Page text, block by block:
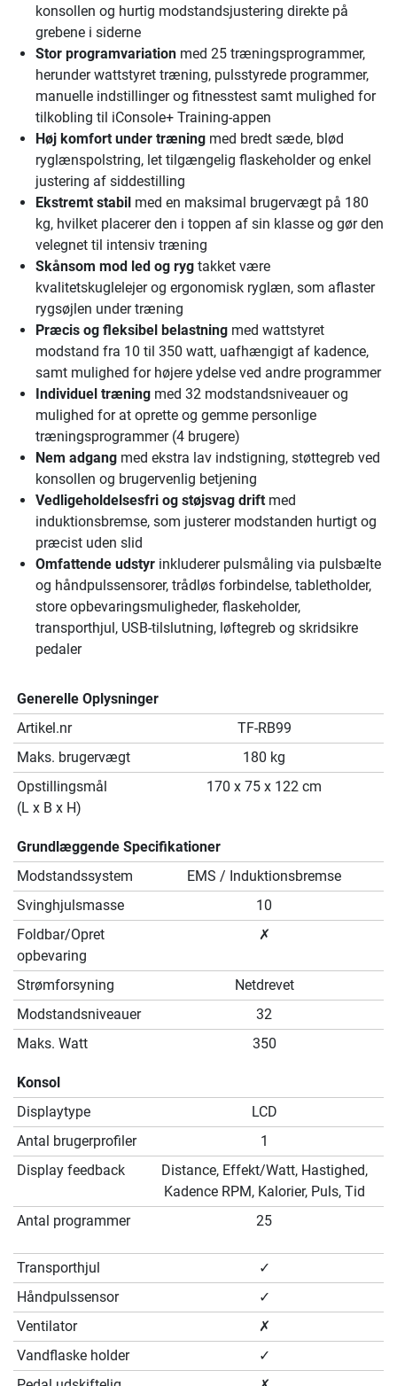
konsollen og hurtig modstandsjustering direkte på
grebene i siderne
Stor programvariation med 25 træningsprogrammer,
herunder wattstyret træning, pulsstyrede programmer,
manuelle indstillinger og fitnesstest samt mulighed for
tilkobling til iConsole+ Training-appen
Høj komfort under træning med bredt sæde, blød
ryglænspolstring, let tilgængelig flaskeholder og enkel
justering af siddestilling
Ekstremt stabil med en maksimal brugervægt på 180
kg, hvilket placerer den i toppen af sin klasse og gør den
velegnet til intensiv træning
Skånsom mod led og ryg takket være
kvalitetskuglelejer og ergonomisk ryglæn, som aflaster
rygsøjlen under træning
Præcis og fleksibel belastning med wattstyret
modstand fra 10 til 350 watt, uafhængigt af kadence,
samt mulighed for højere ydelse ved andre programmer
Individuel træning med 32 modstandsniveauer og
mulighed for at oprette og gemme personlige
træningsprogrammer (4 brugere)
Nem adgang med ekstra lav indstigning, støttegreb ved
konsollen og brugervenlig betjening
Vedligeholdelsesfri og støjsvag drift med
induktionsbremse, som justerer modstanden hurtigt og
præcist uden slid
Omfattende udstyr inkluderer pulsmåling via pulsbælte
og håndpulssensorer, trådløs forbindelse, tabletholder,
store opbevaringsmuligheder, flaskeholder,
transporthjul, USB-tilslutning, løftegreb og skridsikre
pedaler
Generelle Oplysninger
Artikel.nr
TF-RB99
Maks. brugervægt
180 kg
Opstillingsmål
(L x B x H)
170 x 75 x 122 cm
Grundlæggende Specifikationer
Modstandssystem
EMS / Induktionsbremse
Svinghjulsmasse
10
Foldbar/Opret
opbevaring
✗
Strømforsyning
Netdrevet
Modstandsniveauer
32
Maks. Watt
350
Konsol
Displaytype
LCD
Antal brugerprofiler
1
Display feedback
Distance, Effekt/Watt, Hastighed,
Kadence RPM, Kalorier, Puls, Tid
Antal programmer
25
Transporthjul
✓
Håndpulssensor
✓
Ventilator
✗
Vandflaske holder
✓